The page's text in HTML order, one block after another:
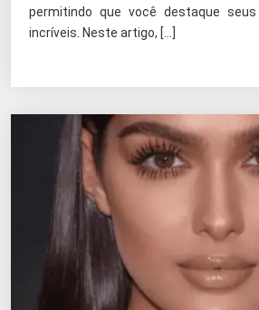
permitindo que você destaque
incríveis. Neste artigo, […]